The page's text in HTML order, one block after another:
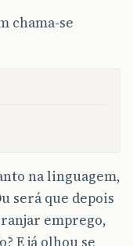
chama-se
na linguagem,
será que depois
emprego,
E já olhou se